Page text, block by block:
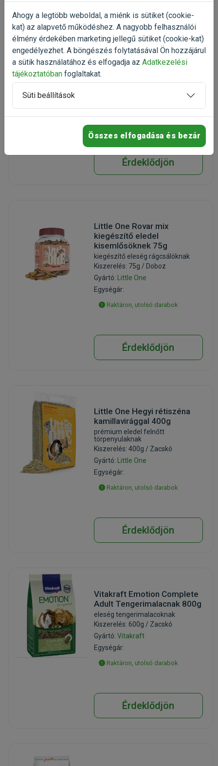
Little One Szárított
sárgarépa jutalomfalat
kisemlősöknek 200g
kiegészítő eleség rágcsálóknak
Kiszerelés: 200g / Doboz
Érdeklődjön
Little One Rovar mix
kiegészítő eledel
kisemlősöknek 75g
kiegészítő eleség rágcsálóknak
Kiszerelés: 75g / Doboz
Gyártó:
Little One
Egységár:
Raktáron, utolsó darabok
Érdeklődjön
Little One Hegyi rétiszéna
kamillavirággal 400g
prémium eledel felnőtt
törpenyulaknak
Kiszerelés: 400g / Zacskó
Gyártó:
Little One
Egységár:
Raktáron, utolsó darabok
Érdeklődjön
Vitakraft Emotion Complete
Adult Tengerimalacnak 800g
eleség tengerimalacoknak
Kiszerelés: 600g / Zacskó
Gyártó: Vitakraft
Egységár:
Raktáron, utolsó darabok
Érdeklődjön
Ahogy a legtöbb weboldal, a miénk is sütiket (cookie-
kat) az alapvető működéshez. A nagyobb felhasználói
élmény érdekében marketing jellegű sütiket (cookie-kat)
engedélyezhet. A böngészés folytatásával Ön hozzájárul
a sütik használatához és elfogadja az Adatkezelési
tájékoztatóban foglaltakat.
Süti beállítások
Összes elfogadása és bezár